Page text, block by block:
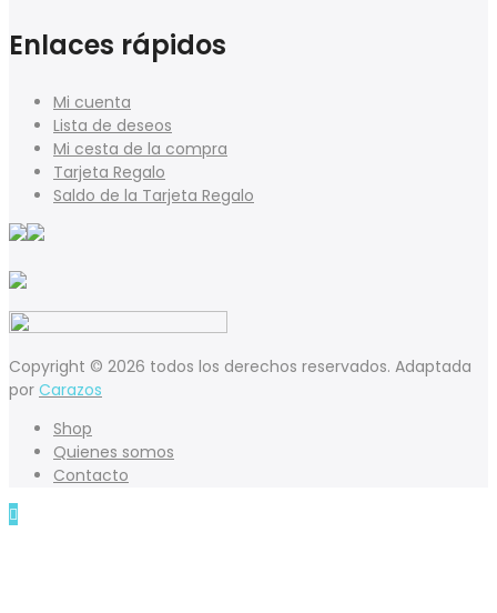
Enlaces rápidos
Mi cuenta
Lista de deseos
Mi cesta de la compra
Tarjeta Regalo
Saldo de la Tarjeta Regalo
Copyright © 2026 todos los derechos reservados. Adaptada
por Carazos
Shop
Quienes somos
Contacto